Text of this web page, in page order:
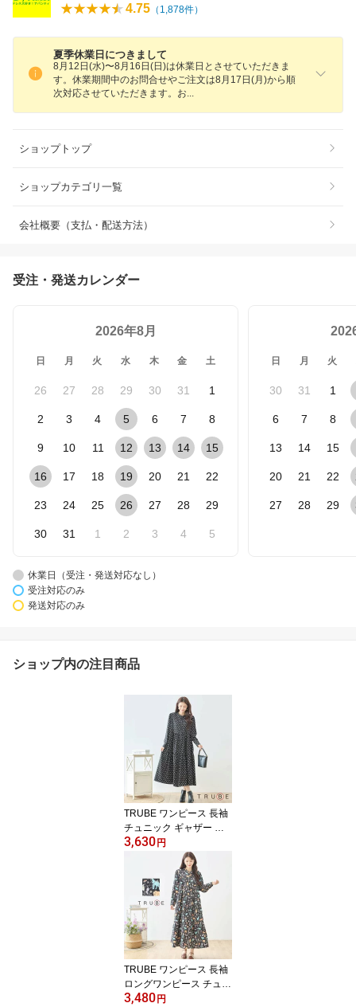
4.75 （ 1,878件）
夏季休業日につきまして
8月12日(水)〜8月16日(日)は休業日とさせていただきま
す。休業期間中のお問合せやご注文は8月17日(月)から順
次対応させていただきます。 お
ショップトップ
ショップカテゴリ一覧
会社概要（支払・配送方法）
受注・発送カレンダー
2026年8月
日 月 火 水 木 金 土
26 27 28 29 30 31 1
2 3 4 5 6 7 8
9 10 11 12 13 14 15
16 17 18 19 20 21 22
23 24 25 26 27 28 29
30 31 1 2 3 4 5
日 月 火
30 31 1
6 7 8
13 14 15
20 21 22
27 28 29
休業日（受注・発送対応なし）
受注対応のみ
発送対応のみ
ショップ内の注目商品
TRUBE ワンピース 長袖
チュニック ギャザー 前
ボタン レディース ミモ
レ丈 ロング丈 大人可愛
い きれいめ 秋 冬 M L 黒
20代 30代 40代 50代 60
代 即日発送 送料無料 体
型カバー ワンマイルウエ
ア 通勤 普段着 旅行 ワン
ピース421 N83-268
3,630 円
TRUBE ワンピース 長袖
ロングワンピース チュニ
ック 大人可愛い きれい
3,480 円